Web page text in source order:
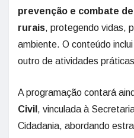
prevenção e combate
rurais, protegendo vidas,
ambiente. O conteúdo
outro de atividades
A programação contará
Civil , vinculada à
Cidadania, abordando